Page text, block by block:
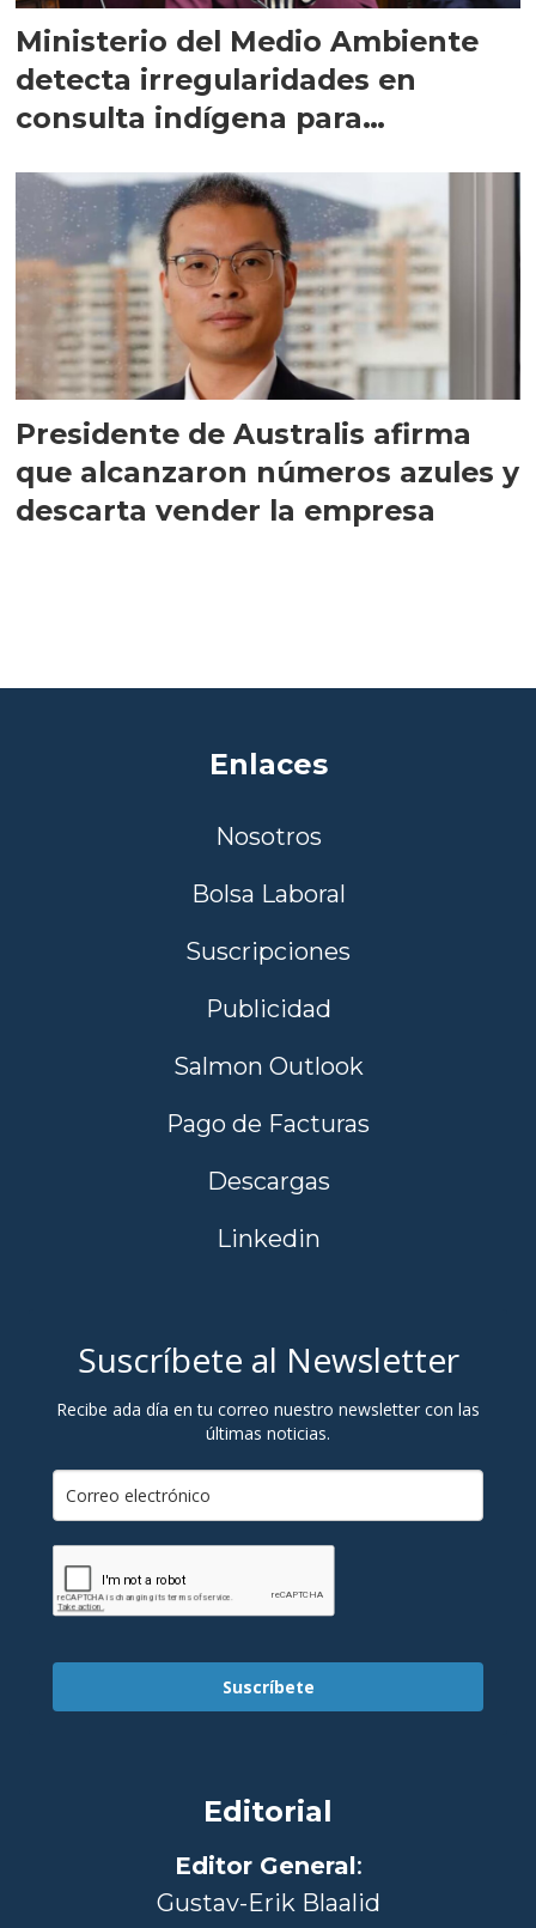
Ministerio del Medio Ambiente
detecta irregularidades en
consulta indígena para
Presidente de Australis afirma
que alcanzaron números azules y
descarta vender la empresa
Enlaces
Nosotros
Bolsa Laboral
Suscripciones
Publicidad
Salmon Outlook
Pago de Facturas
Descargas
Linkedin
Suscríbete al Newsletter
Recibe ada día en tu correo nuestro newsletter con las
últimas noticias.
Suscríbete
Editorial
Editor General:
Gustav-Erik Blaalid